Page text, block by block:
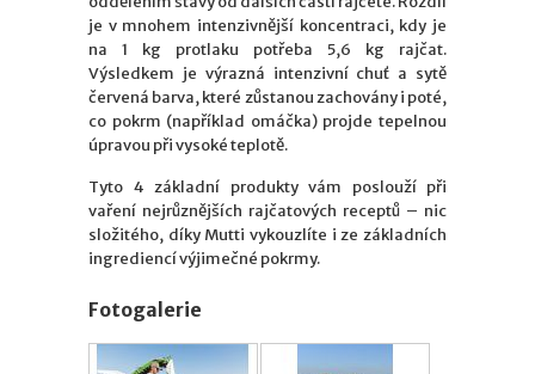
je v mnohem intenzivnější koncentraci, kdy je
na 1 kg protlaku potřeba 5,6 kg rajčat.
Výsledkem je výrazná intenzivní chuť a sytě
červená barva, které zůstanou zachovány i poté,
co pokrm (například omáčka) projde tepelnou
úpravou při vysoké teplotě.
Tyto 4 základní produkty vám poslouží při
vaření nejrůznějších rajčatových receptů – nic
složitého, díky Mutti vykouzlíte i ze základních
ingrediencí výjimečné pokrmy.
Fotogalerie